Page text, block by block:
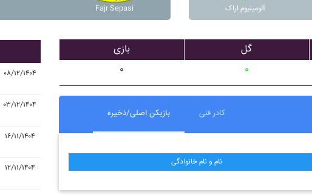
Fajr Sepasi آلومينيوم اراک
۰۸/۱۲/۱۴۰۴
۰۳/۱۲/۱۴۰۴
۱۶/۱۱/۱۴۰۴
۱۲/۱۱/۱۴۰۴
بازی
۰
گل
۰
بازیکن اصلی/ذخیره کادر فنی
نام و نام خانوادگی